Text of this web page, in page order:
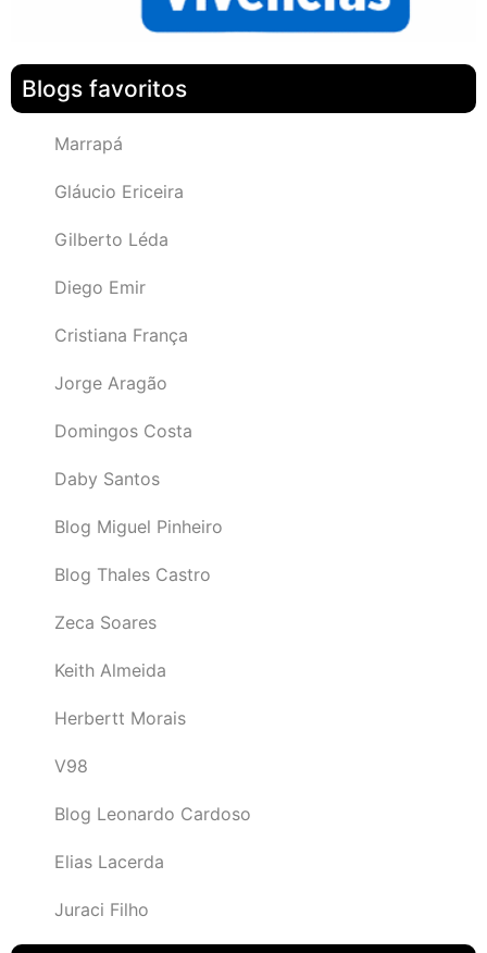
Blogs favoritos
Marrapá
Gláucio Ericeira
Gilberto Léda
Diego Emir
Cristiana França
Jorge Aragão
Domingos Costa
Daby Santos
Blog Miguel Pinheiro
Blog Thales Castro
Zeca Soares
Keith Almeida
Herbertt Morais
V98
Blog Leonardo Cardoso
Elias Lacerda
Juraci Filho